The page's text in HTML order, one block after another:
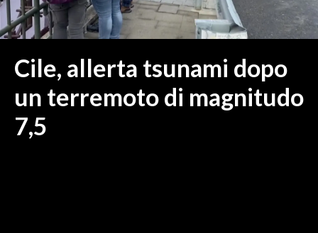
NUORO E PROVINCIA
OGLIASTRA
CRONACA
ITALIA
MONDO
Cile, allerta tsunami dopo
un terremoto di magnitudo
7,5